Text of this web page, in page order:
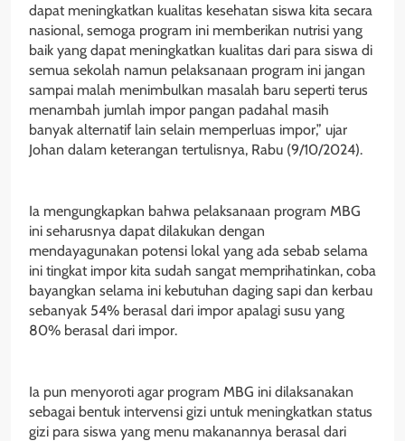
dapat meningkatkan kualitas kesehatan siswa kita secara
nasional, semoga program ini memberikan nutrisi yang
baik yang dapat meningkatkan kualitas dari para siswa di
semua sekolah namun pelaksanaan program ini jangan
sampai malah menimbulkan masalah baru seperti terus
menambah jumlah impor pangan padahal masih
banyak alternatif lain selain memperluas impor,” ujar
Johan dalam keterangan tertulisnya, Rabu (9/10/2024).
Ia mengungkapkan bahwa pelaksanaan program MBG
ini seharusnya dapat dilakukan dengan
mendayagunakan potensi lokal yang ada sebab selama
ini tingkat impor kita sudah sangat memprihatinkan, coba
bayangkan selama ini kebutuhan daging sapi dan kerbau
sebanyak 54% berasal dari impor apalagi susu yang
80% berasal dari impor.
Ia pun menyoroti agar program MBG ini dilaksanakan
sebagai bentuk intervensi gizi untuk meningkatkan status
gizi para siswa yang menu makanannya berasal dari